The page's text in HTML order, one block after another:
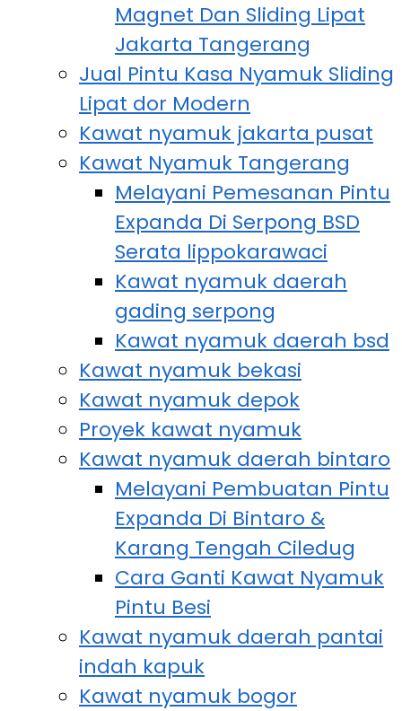
Magnet Dan Sliding Lipat
Jakarta Tangerang
Jual Pintu Kasa Nyamuk Sliding
Lipat dor Modern
Kawat nyamuk jakarta pusat
Kawat Nyamuk Tangerang
Melayani Pemesanan Pintu
Expanda Di Serpong BSD
Serata lippokarawaci
Kawat nyamuk daerah
gading serpong
Kawat nyamuk daerah bsd
Kawat nyamuk bekasi
Kawat nyamuk depok
Proyek kawat nyamuk
Kawat nyamuk daerah bintaro
Melayani Pembuatan Pintu
Expanda Di Bintaro &
Karang Tengah Ciledug
Cara Ganti Kawat Nyamuk
Pintu Besi
Kawat nyamuk daerah pantai
indah kapuk
Kawat nyamuk bogor